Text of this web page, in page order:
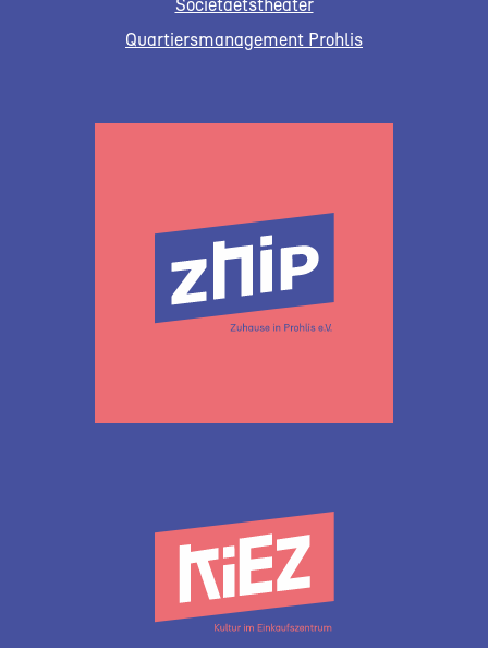
Societaetstheater
Quartiersmanagement Prohlis